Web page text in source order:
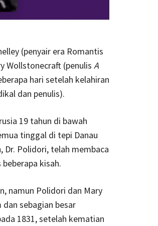
(penyair era Romantis
Wollstonecraft (penulis A
hari setelah kelahiran
dan penulis).
19 tahun di bawah
tinggal di tepi Danau
Dr. Polidori, telah membaca
kisah.
namun Polidori dan Mary
sebagian besar
1831, setelah kematian